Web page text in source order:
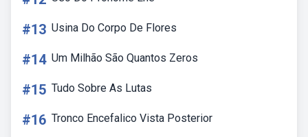
#13 Usina Do Corpo De Flores
#14 Um Milhão São Quantos Zeros
#15 Tudo Sobre As Lutas
#16 Tronco Encefalico Vista Posterior